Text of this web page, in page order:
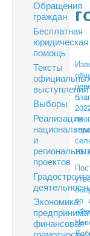
Обращения
граждан
Бесплатная
юридическая
помощь
Тексты
выступлений
Выборы
Реализация
и
проектов
Экономика,
финансовая
по